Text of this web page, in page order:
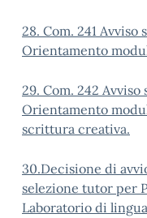
28. Com. 241
Orientamento
29. Com. 242
Orientamento
scrittura creativa.
30.Decisione di
selezione tutor per
Laboratorio di